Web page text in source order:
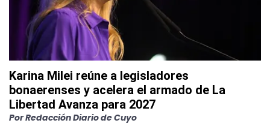
Karina Milei reúne a legisladores
bonaerenses y acelera el armado de La
Libertad Avanza para 2027
PorRedacción Diario de Cuyo